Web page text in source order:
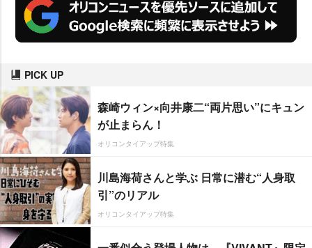
PICK UP
森崎ウィン×向井康二“両片思い”にキュン
が止まらん！
オリコンタイアップ特集
川島海荷さんと学ぶ 日常に潜む“人身取
引”のリアル
オリコンタイアップ特集